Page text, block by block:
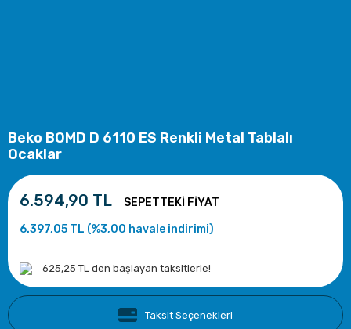
Beko BOMD D 6110 ES Renkli Metal Tablalı
Ocaklar
6.594,90 TL
6.397,05 TL (%3,00 havale indirimi)
625,25 TL den başlayan taksitlerle!
Taksit Seçenekleri